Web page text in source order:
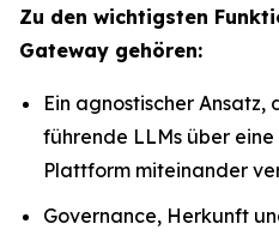
Zu den wichtigsten
Gateway gehören:
Ein agnostischer
führende LLMs über
Plattform miteinander
Governance, Herkunft